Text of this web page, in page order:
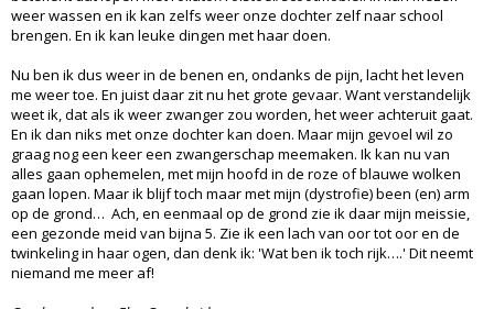
weer wassen en ik kan zelfs weer onze dochter zelf naar school
brengen. En ik kan leuke dingen met haar doen.
Nu ben ik dus weer in de benen en, ondanks de pijn, lacht het leven
me weer toe. En juist daar zit nu het grote gevaar. Want verstandelijk
weet ik, dat als ik weer zwanger zou worden, het weer achteruit gaat.
En ik dan niks met onze dochter kan doen. Maar mijn gevoel wil zo
graag nog een keer een zwangerschap meemaken. Ik kan nu van
alles gaan ophemelen, met mijn hoofd in de roze of blauwe wolken
gaan lopen. Maar ik blijf toch maar met mijn (dystrofie) been (en) arm
op de grond… Ach, en eenmaal op de grond zie ik daar mijn meissie,
een gezonde meid van bijna 5. Zie ik een lach van oor tot oor en de
twinkeling in haar ogen, dan denk ik: 'Wat ben ik toch rijk….' Dit neemt
niemand me meer af!